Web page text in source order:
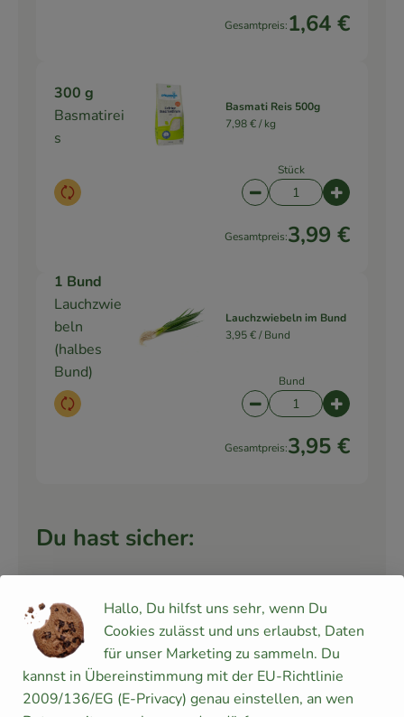
Gesamtpreis:1,64 €
300 g
Basmatirei
s
Auswahl ändern
Basmati Reis 500g
7,98 € /kg
Stück
Artikelanzahl
Gesamtpreis:3,99 €
1 Bund
Lauchzwie
beln
(halbes
Bund)
Auswahl ändern
Lauchzwiebeln im Bund
3,95 € /Bund
Bund
Artikelanzahl
Gesamtpreis:3,95 €
Du hast sicher:
2 Zehe(n)
Knoblauch
14,95 € /kg
Stück
Hallo, Du hilfst uns sehr, wenn Du
Cookies zulässt und uns erlaubst, Daten
für unser Marketing zu sammeln. Du
kannst in Übereinstimmung mit der EU-Richtlinie
2009/136/EG (E-Privacy) genau einstellen, an wen